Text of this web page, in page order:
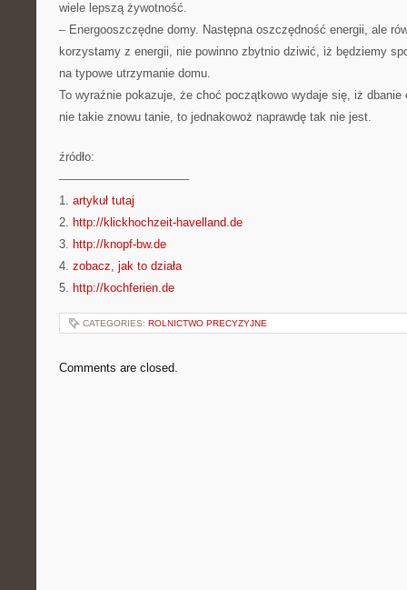
wiele lepszą żywotność.
– Energooszczędne domy. Następna oszczędność energii, ale
korzystamy z energii, nie powinno zbytnio dziwić, iż będziemy
na typowe utrzymanie domu.
To wyraźnie pokazuje, że choć początkowo wydaje się, iż
nie takie znowu tanie, to jednakowoż naprawdę tak nie jest.
źródło:
———————————
1. artykuł tutaj
2. http://klickhochzeit-havelland.de
3. http://knopf-bw.de
4. zobacz, jak to działa
5. http://kochferien.de
CATEGORIES: ROLNICTWO PRECYZYJNE
Comments are closed.